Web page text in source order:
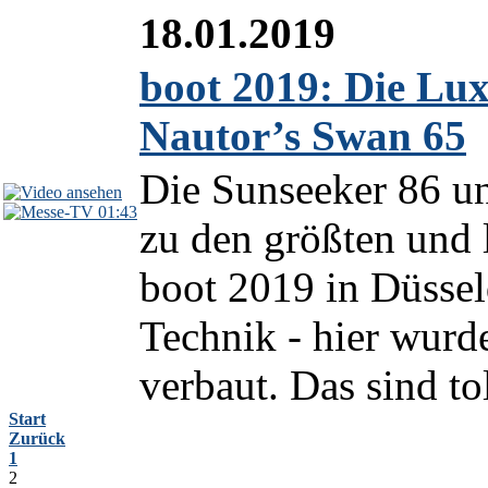
01:43
18.01.2019
boot 2019: Die
Nautor’s Swan 65
Die Sunseeker 86
zu den größten und
boot 2019 in
Technik - hier
verbaut. Das sind
Start
Zurück
1
2